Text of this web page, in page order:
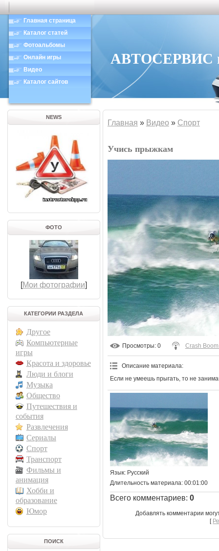
Главная страница
Каталог статей
Фотоальбомы
Онлайн игры
Видео
Каталог сайтов
АВТОСЕРВИС в
NEWS
ФОТО
[Мои фотографии]
КАТЕГОРИИ РАЗДЕЛА
Другое
Компьютерные
игры
Красота и здоровье
Люди и блоги
Музыка
Общество
Путешествия и
события
Развлечения
Сериалы
Спорт
Транспорт
Фильмы и
анимация
Хобби и
образование
Юмор
ПОИСК
Главная » Видео » Спорт
Учись прыжкам
Просмотры: 0 Crash
Описание материала:
Если не умеешь прыгать, то не
Язык: Русский
Длительность материала: 00:01:00
Всего комментариев: 0
Добавлять комментарии
[